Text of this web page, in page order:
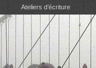
Ateliers d’écriture